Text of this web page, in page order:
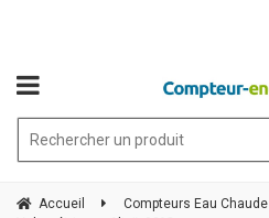
Accueil Compteurs Eau Chaude